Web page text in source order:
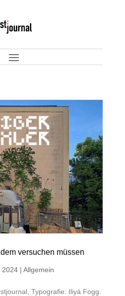
versuchen müssen
2024| Allgemein
Typografie: Iliyá Fogg.